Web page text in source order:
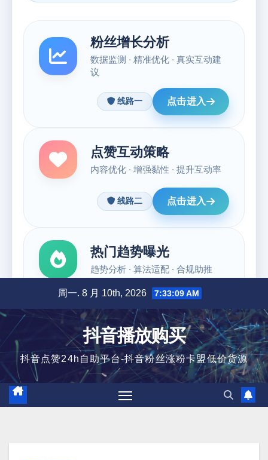
容
周一. 8 月 10th, 2026 7:33:10 AM
抖音播放购买
抖音点赞24h自助平台-抖音粉丝涨粉卡盟低价货源